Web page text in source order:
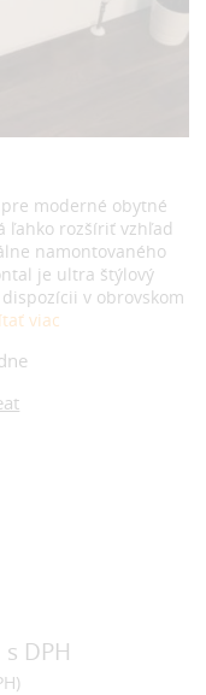
moderné obytné
ľahko rozšíriť vzhľad
namontovaného
je ultra štýlový
v obrovskom
viac
s DPH